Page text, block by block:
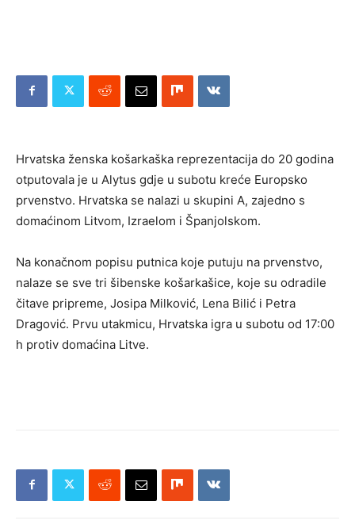
Hrvatska ženska košarkaška reprezentacija do 20 godina
otputovala je u Alytus gdje u subotu kreće Europsko
prvenstvo. Hrvatska se nalazi u skupini A, zajedno s
domaćinom Litvom, Izraelom i Španjolskom.
Na konačnom popisu putnica koje putuju na prvenstvo,
nalaze se sve tri šibenske košarkašice, koje su odradile
čitave pripreme, Josipa Milković, Lena Bilić i Petra
Dragović. Prvu utakmicu, Hrvatska igra u subotu od 17:00
h protiv domaćina Litve.